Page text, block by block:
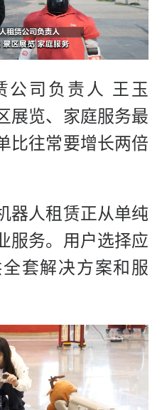
公司负责人 王玉
展览、家庭服务最
比往常要增长两倍
器人租赁正从单纯
服务。用户选择应
套解决方案和服